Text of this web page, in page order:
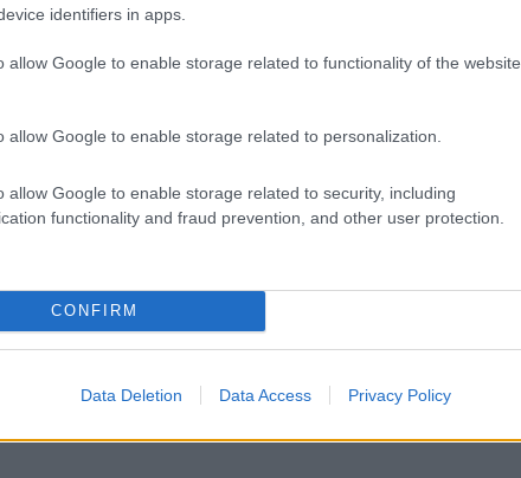
identifiers in apps.
allow Google to enable storage related to functionality of the website
allow Google to enable storage related to personalization.
allow Google to enable storage related to security, including
functionality and fraud prevention, and other user protection.
CONFIRM
Data Deletion Data Access Privacy Policy
entreprises importatrices avaient saisi la
C’est l’une de ces requêtes qui avait contraint
remboursement.
importés.Donald Trumpavait fait des droits de
estimant qu’ils pouvaient remplacer partiellement
relocaliser des industries aux États-Unis.